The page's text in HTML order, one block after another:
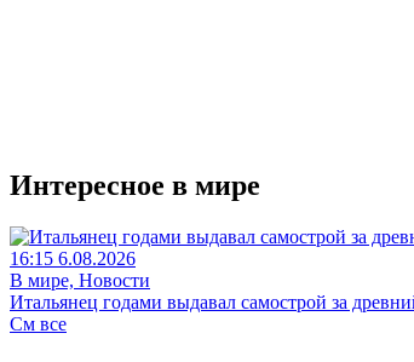
Интересное в мире
16:15 6.08.2026
В мире, Новости
Итальянец годами выдавал самострой за
См все